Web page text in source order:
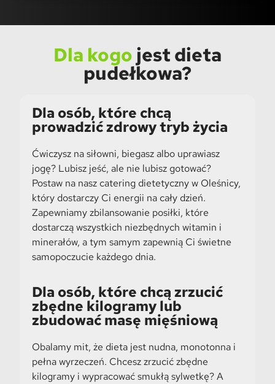
Dla kogo jest dieta
pudełkowa?
Dla osób, które chcą
prowadzić zdrowy tryb życia
Ćwiczysz na siłowni, biegasz albo uprawiasz
jogę? Lubisz jeść, ale nie lubisz gotować?
Postaw na nasz catering dietetyczny w Oleśnicy,
który dostarczy Ci energii na cały dzień.
Zapewniamy zbilansowanie posiłki, które
dostarczą wszystkich niezbędnych witamin i
minerałów, a tym samym zapewnią Ci świetne
samopoczucie każdego dnia.
Dla osób, które chcą zrzucić
zbędne kilogramy lub
zbudować masę mięśniową
Obalamy mit, że dieta jest nudna, monotonna i
pełna wyrzeczeń. Chcesz zrzucić zbędne
kilogramy i wypracować smukłą sylwetkę? A